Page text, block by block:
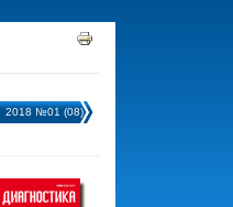
2018 №01 (08)